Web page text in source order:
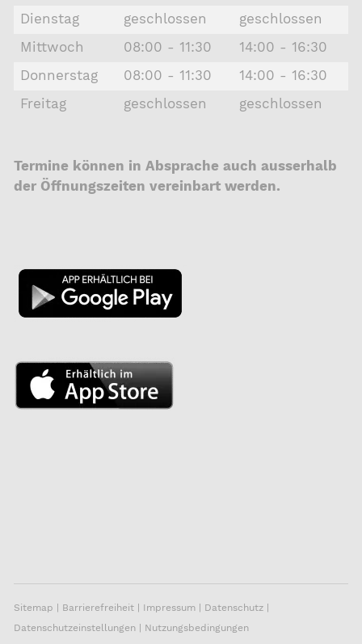
Dienstag
geschlossen
geschlossen
Mittwoch
08:00 - 11:30
14:00 - 16:30
Donnerstag
08:00 - 11:30
14:00 - 16:30
Freitag
geschlossen geschlossen
Termine können in Absprache auch ausserhalb
der Öffnungszeiten vereinbart werden.
Sitemap Barrierefreiheit Impressum Datenschutz
Datenschutzeinstellungen
Nutzungsbedingungen